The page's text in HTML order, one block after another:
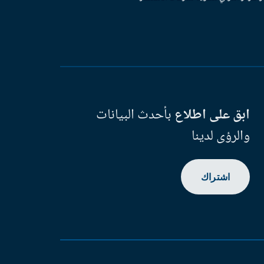
ابق على اطلاعبأحدث البيانات
والرؤى لدينا
اشتراك